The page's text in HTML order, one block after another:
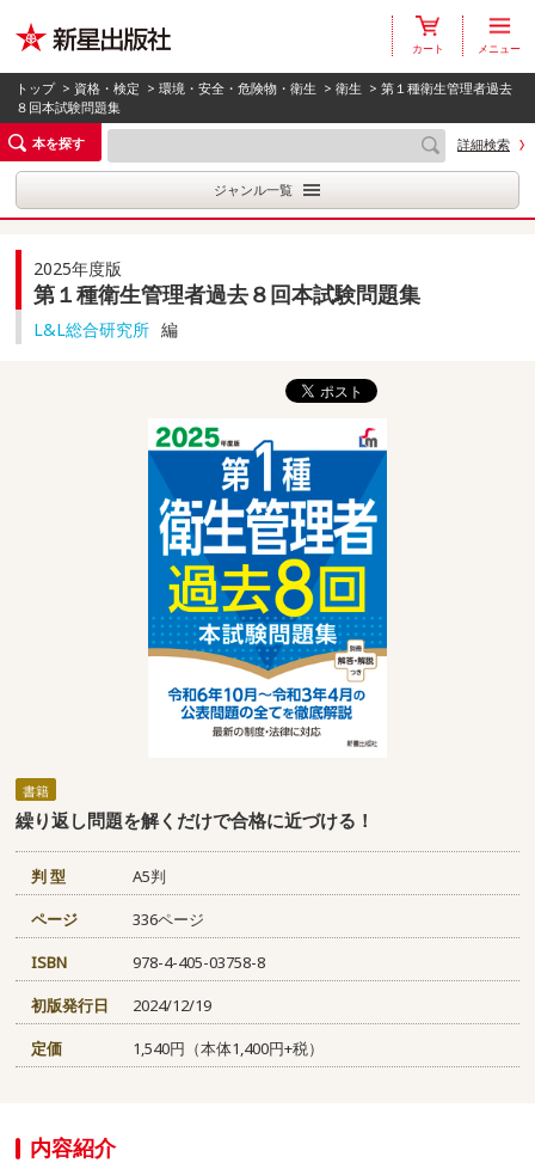
カート メニュー
トップ > 資格・検定 >環境・安全・危険物・衛生 >衛生 > 第１種衛生管理者過去
８回本試験問題集
本を探す
詳細検索
ジャンル一覧
2025年度版
第１種衛生管理者過去８回本試験問題集
L&L総合研究所 編
書籍
繰り返し問題を解くだけで合格に近づける！
判 型
A5判
ページ
336ページ
ISBN
978-4-405-03758-8
初版発行日
2024/12/19
定価
1,540円（本体1,400円+税）
内容紹介